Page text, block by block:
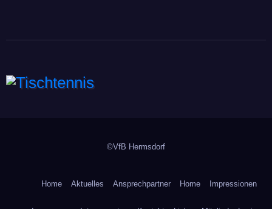
©VfB Hermsdorf
Home Aktuelles Ansprechpartner Home Impressionen